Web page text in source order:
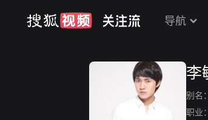
导航
李
别名：
职业：